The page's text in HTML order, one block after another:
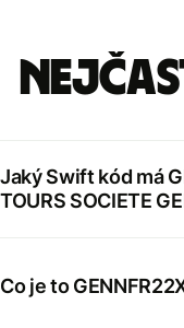
Jaký Swift kód má
TOURS SOCIETE
Co je to